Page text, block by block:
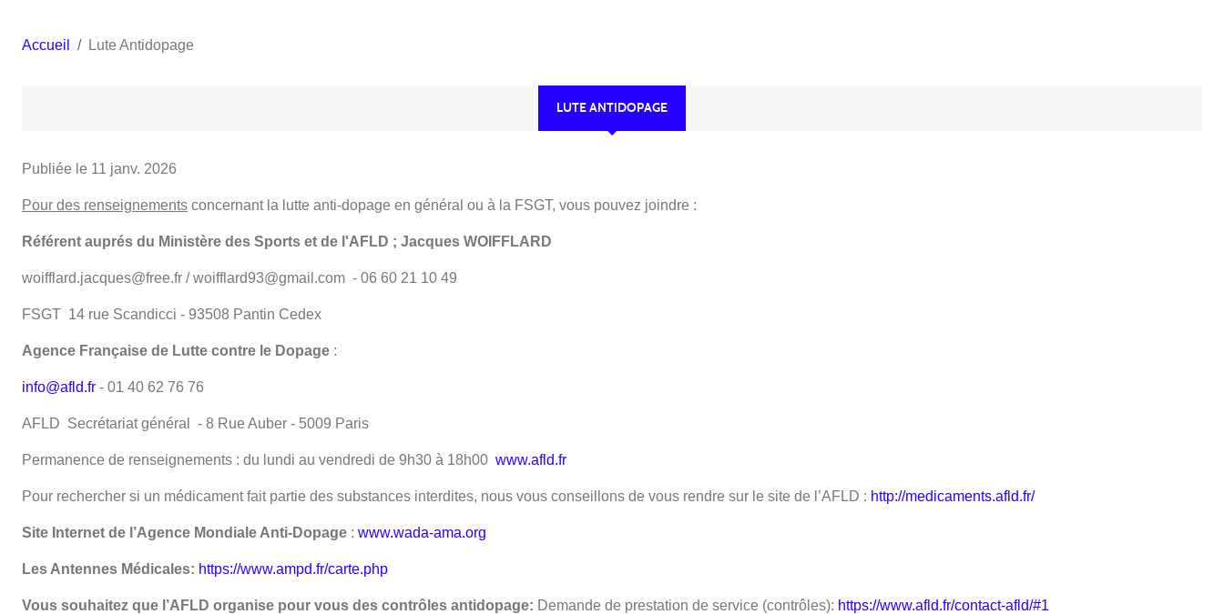
Accueil Lute Antidopage
LUTE ANTIDOPAGE
Publiée le 11 janv. 2026
Pour des renseignements concernant la lutte anti-dopage en général ou à la FSGT, vous pouvez joindre :
Référent auprés du Ministère des Sports et de l'AFLD ; Jacques WOIFFLARD
woifflard.jacques@free.fr / woifflard93@gmail.com - 06 60 21 10 49
FSGT 14 rue Scandicci - 93508 Pantin Cedex
Agence Française de Lutte contre le Dopage :
info@afld.fr - 01 40 62 76 76
AFLD Secrétariat général - 8 Rue Auber - 5009 Paris
Permanence de renseignements : du lundi au vendredi de 9h30 à 18h00 www.afld.fr
Pour rechercher si un médicament fait partie des substances interdites, nous vous conseillons de vous rendre sur le site de l’AFLD : http://medicaments.afld.fr/
Site Internet de l’Agence Mondiale Anti-Dopage : www.wada-ama.org
Les Antennes Médicales: https://www.ampd.fr/carte.php
Vous souhaitez que l’AFLD organise pour vous des contrôles antidopage: Demande de prestation de service (contrôles): https://www.afld.fr/contact-afld/#1